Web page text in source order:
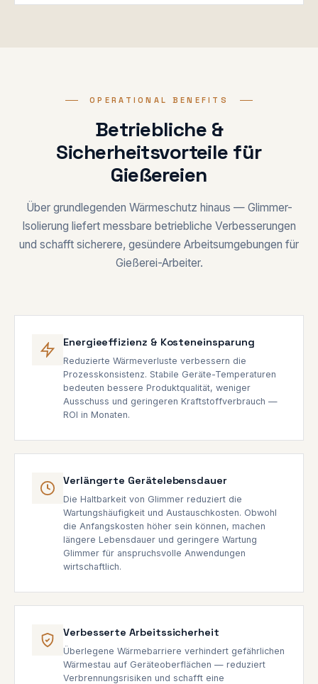
OPERATIONAL BENEFITS
Betriebliche &
Sicherheitsvorteile für
Gießereien
Über grundlegenden Wärmeschutz hinaus — Glimmer-
Isolierung liefert messbare betriebliche Verbesserungen
und schafft sicherere, gesündere Arbeitsumgebungen für
Gießerei-Arbeiter.
Energieeffizienz & Kosteneinsparung
Reduzierte Wärmeverluste verbessern die
Prozesskonsistenz. Stabile Geräte-Temperaturen
bedeuten bessere Produktqualität, weniger
Ausschuss und geringeren Kraftstoffverbrauch —
ROI in Monaten.
Verlängerte Gerätelebensdauer
Die Haltbarkeit von Glimmer reduziert die
Wartungshäufigkeit und Austauschkosten. Obwohl
die Anfangskosten höher sein können, machen
längere Lebensdauer und geringere Wartung
Glimmer für anspruchsvolle Anwendungen
wirtschaftlich.
Verbesserte Arbeitssicherheit
Überlegene Wärmebarriere verhindert gefährlichen
Wärmestau auf Geräteoberflächen — reduziert
Verbrennungsrisiken und schafft eine